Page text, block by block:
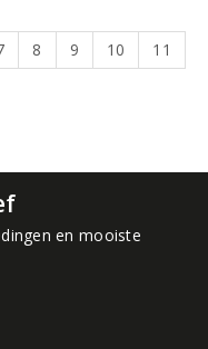
8 9 10
11
en mooiste